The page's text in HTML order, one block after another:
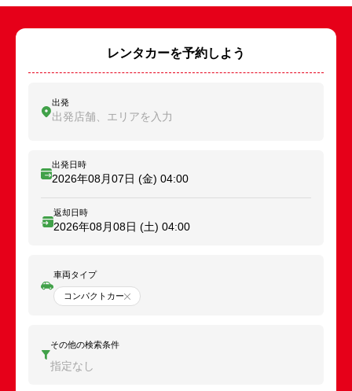
レンタカーを予約しよう
出発
出発店舗、エリアを入力
出発日時
2026年08月07日 (金) 04:00
返却日時
2026年08月08日 (土) 04:00
車両タイプ
コンパクトカー
その他の検索条件
指定なし